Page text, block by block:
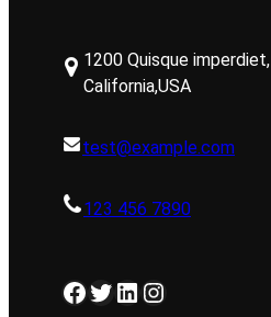
1200 Quisque imperdiet,
California,USA
test@example.com
123 456 7890
Facebook Twitter LinkedIn Instagram